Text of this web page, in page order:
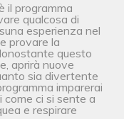
il programma
qualcosa di
esperienza nel
provare la
questo
aprirà nuove
sia divertente
imparerai
come ci si sente a
e respirare